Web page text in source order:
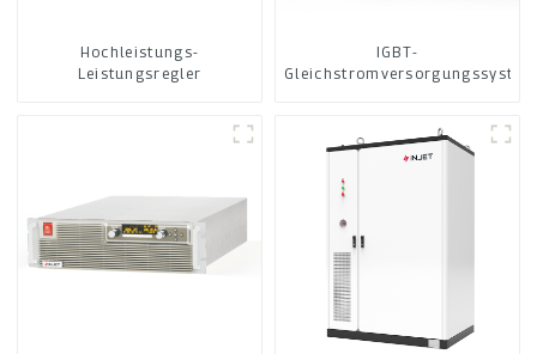
Hochleistungs-
Leistungsregler
IGBT-
Gleichstromversorgungssystem